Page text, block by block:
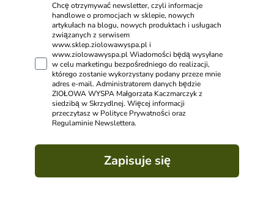
Chcę otrzymywać newsletter, czyli informacje
handlowe o promocjach w sklepie, nowych
artykułach na blogu, nowych produktach i usługach
związanych z serwisem
www.sklep.ziolowawyspa.pl i
www.ziolowawyspa.pl Wiadomości będą wysyłane
w celu marketingu bezpośredniego do realizacji,
którego zostanie wykorzystany podany przeze mnie
adres e-mail. Administratorem danych będzie
ZIOŁOWA WYSPA Małgorzata Kaczmarczyk z
siedzibą w Skrzydlnej. Więcej informacji
przeczytasz w Polityce Prywatności oraz
Regulaminie Newslettera.
Zapisuje się